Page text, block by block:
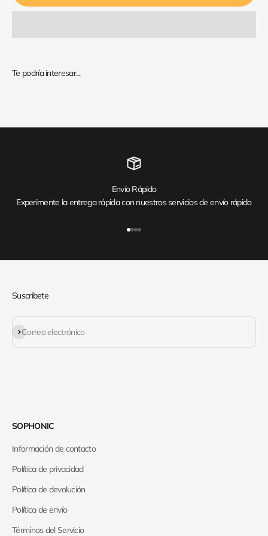
Envío Rápido
Experimente la entrega rápida con nuestros servicios de envío rápido
Suscribete
Correo electrónico
Suscribirse
SOPHONIC
Información de contacto
Política de privacidad
Política de devolución
Política de envío
Términos del Servicio